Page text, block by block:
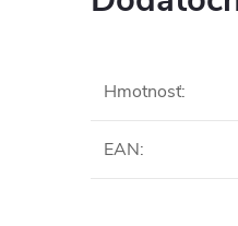
Hmotnosť:
EAN: